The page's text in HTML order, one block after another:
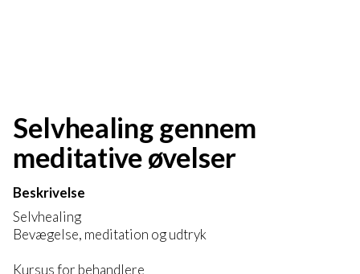
Selvhealing gennem
meditative øvelser
Beskrivelse
Selvhealing
Bevægelse, meditation og udtryk
Kursus for behandlere